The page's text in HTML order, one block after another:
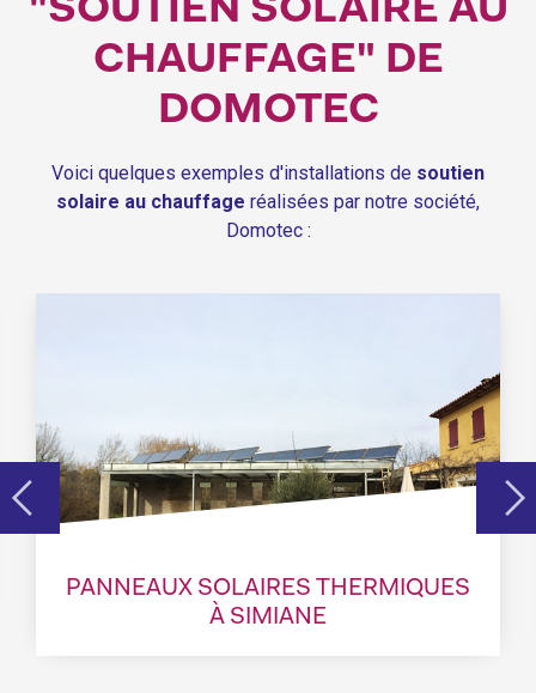
"SOUTIEN SOLAIRE AU
CHAUFFAGE" DE
DOMOTEC
Voici quelques exemples d'installations de soutien
solaire au chauffage réalisées par notre société,
Domotec :
PANNEAUX SOLAIRES THERMIQUES
À SIMIANE